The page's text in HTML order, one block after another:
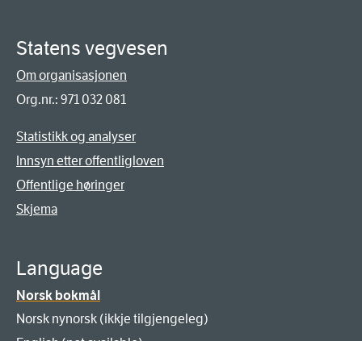
Statens vegvesen
Om organisasjonen
Org.nr.: 971 032 081
Statistikk og analyser
Innsyn etter offentligloven
Offentlige høringer
Skjema
Language
Norsk bokmål
Norsk nynorsk (ikkje tilgjengeleg)